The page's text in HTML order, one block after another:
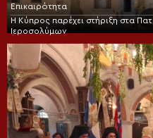
Επικαιρότητα
Η Κύπρος παρέχει στήριξη στα
Ιεροσολύμων